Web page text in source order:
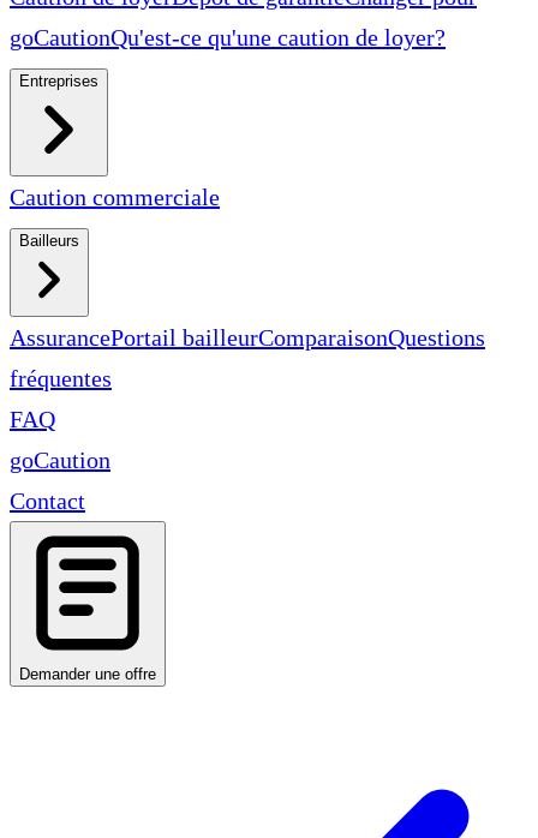
goCautionQu'est-ce qu'une caution de loyer?
Entreprises
Caution commerciale
Bailleurs
AssurancePortail bailleurComparaisonQuestions
fréquentes
FAQ
goCaution
Contact
Demander une offre